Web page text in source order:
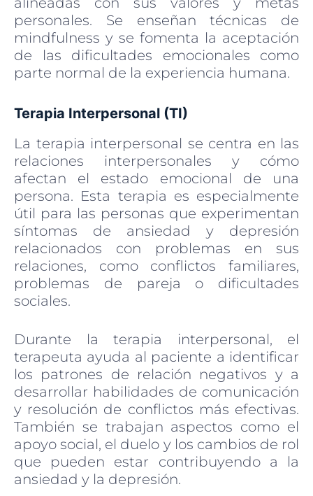
personales. Se enseñan técnicas de
mindfulness y se fomenta la aceptación
de las dificultades emocionales como
parte normal de la experiencia humana.
Terapia Interpersonal (TI)
La terapia interpersonal se centra en las
relaciones interpersonales y cómo
afectan el estado emocional de una
persona. Esta terapia es especialmente
útil para las personas que experimentan
síntomas de ansiedad y depresión
relacionados con problemas en sus
relaciones, como conflictos familiares,
problemas de pareja o dificultades
sociales.
Durante la terapia interpersonal, el
terapeuta ayuda al paciente a identificar
los patrones de relación negativos y a
desarrollar habilidades de comunicación
y resolución de conflictos más efectivas.
También se trabajan aspectos como el
apoyo social, el duelo y los cambios de rol
que pueden estar contribuyendo a la
ansiedad y la depresión.